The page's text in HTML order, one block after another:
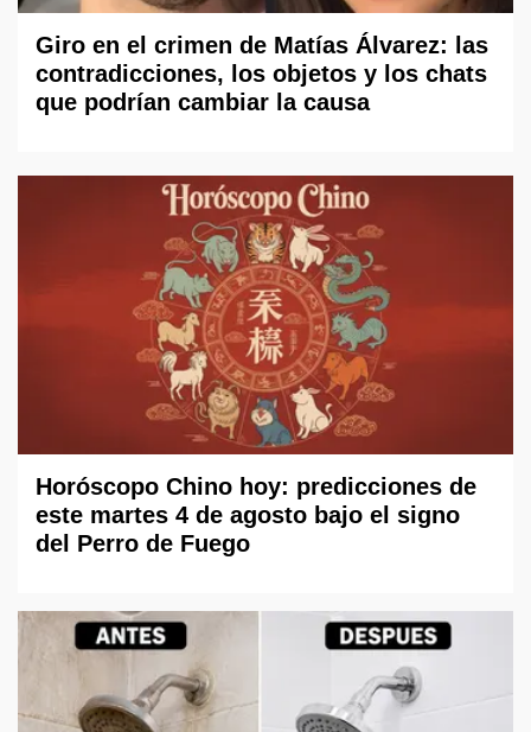
Giro en el crimen de Matías Álvarez: las
contradicciones, los objetos y los chats
que podrían cambiar la causa
Horóscopo Chino hoy: predicciones de
este martes 4 de agosto bajo el signo
del Perro de Fuego